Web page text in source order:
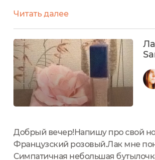
немного времени. Также...
Читать далее
Добрый вечер!Напишу про свой
Французский розовый.Лак мне
Симпатичная небольшая